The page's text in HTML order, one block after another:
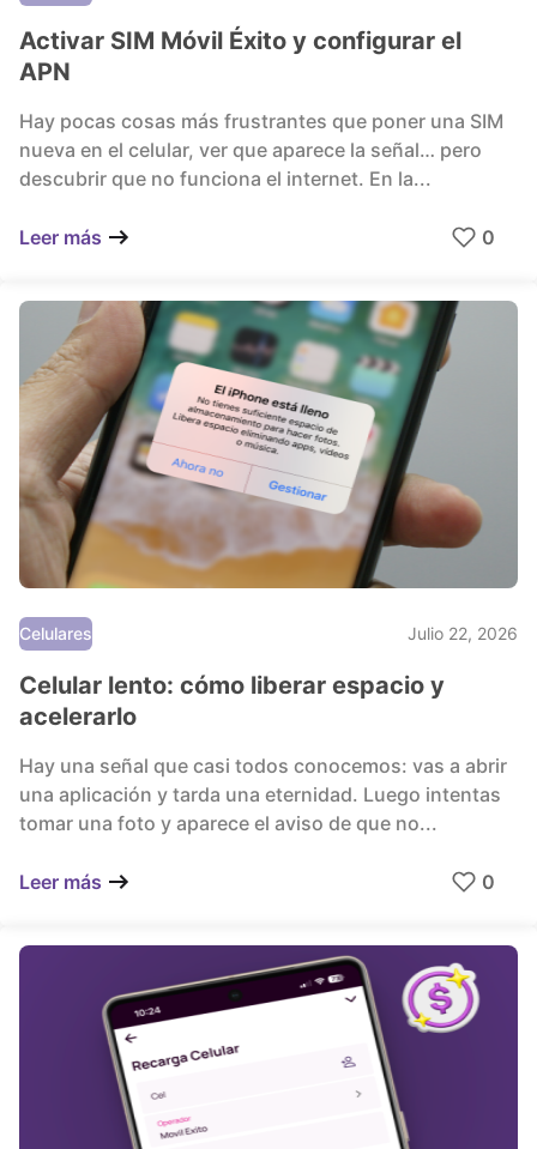
Activar SIM Móvil Éxito y configurar el
APN
Hay pocas cosas más frustrantes que poner una SIM
nueva en el celular, ver que aparece la señal… pero
descubrir que no funciona el internet. En la...
Leer más 0
Celulares Julio 22, 2026
Celular lento: cómo liberar espacio y
acelerarlo
Hay una señal que casi todos conocemos: vas a abrir
una aplicación y tarda una eternidad. Luego intentas
tomar una foto y aparece el aviso de que no...
Leer más 0